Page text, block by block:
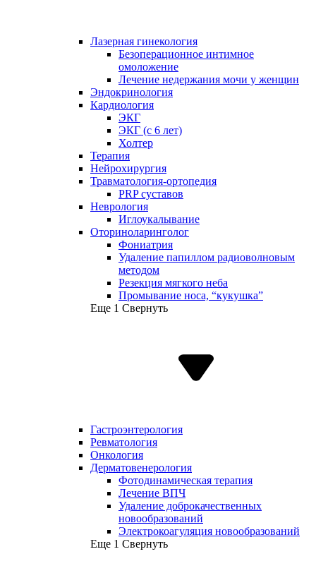
Лазерная гинекология
Безоперационное интимное
омоложение
Лечение недержания мочи у женщин
Эндокринология
Кардиология
ЭКГ
ЭКГ (с 6 лет)
Холтер
Терапия
Нейрохирургия
Травматология-ортопедия
PRP суставов
Неврология
Иглоукалывание
Оториноларинголог
Фониатрия
Удаление папиллом радиоволновым
методом
Резекция мягкого неба
Промывание носа, “кукушка”
Еще 1 Свернуть
Гастроэнтерология
Ревматология
Онкология
Дерматовенерология
Фотодинамическая терапия
Лечение ВПЧ
Удаление доброкачественных
новообразований
Электрокоагуляция новообразований
Еще 1 Свернуть